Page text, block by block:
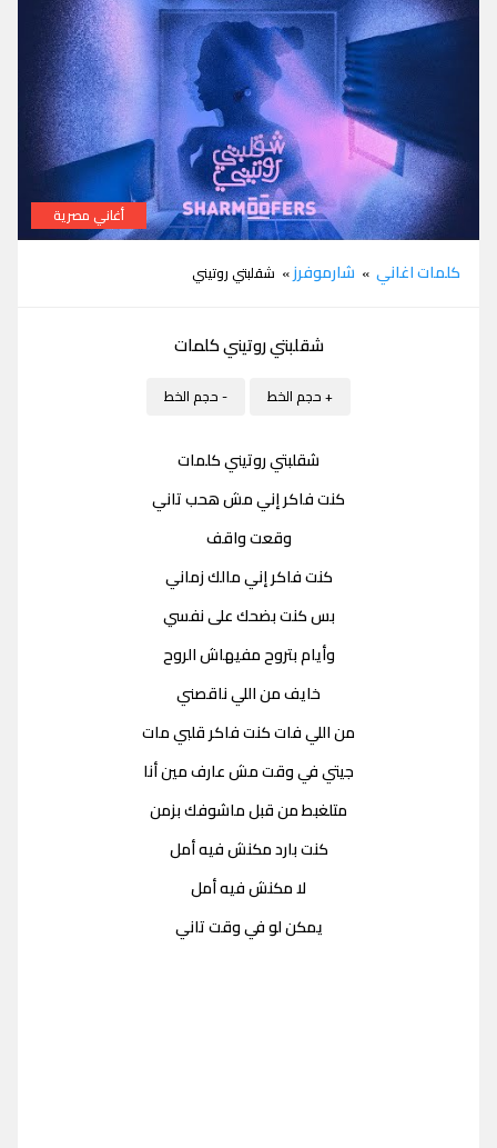
أغاني مصرية
كلمات اغاني » شارموفرز» شقلبتي روتيني
شقلبتي روتيني كلمات
+ حجم الخط - حجم الخط
شقلبتي روتيني كلمات
كنت فاكر إني مش هحب تاني
وقعت واقف
كنت فاكر إني مالك زماني
بس كنت بضحك على نفسي
وأيام بتروح مفيهاش الروح
خايف من اللي ناقصني
من اللي فات كنت فاكر قلبي مات
جيتي في وقت مش عارف مين أنا
متلغبط من قبل ماشوفك بزمن
كنت بارد مكنش فيه أمل
لا مكنش فيه أمل
يمكن لو في وقت تاني